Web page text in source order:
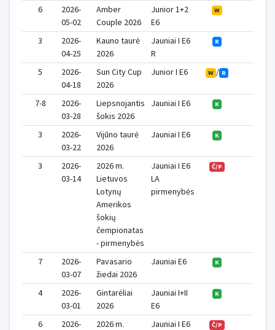
6
2026-
05-02
Amber
Couple 2026
Junior 1+2
E6
W
3
2026-
04-25
Kauno taurė
2026
Jauniai I E6
R
R
5
2026-
04-18
Sun City Cup
2026
Junior I E6 W / R
7-8
2026-
03-28
Liepsnojantis
šokis 2026
Jauniai I E6 K
3
2026-
03-22
Vijūno taurė
2026
Jauniai I E6 K
3
2026-
03-14
2026 m.
Lietuvos
Lotynų
Amerikos
šokių
čempionatas
- pirmenybės
Jauniai I E6
LA
pirmenybės
Č/P
7
2026-
03-07
Pavasario
žiedai 2026
Jauniai E6 K
4
2026-
03-01
Gintarėliai
2026
Jauniai I+II
E6
K
6
2026-
2026 m.
Jauniai I E6
Č/P